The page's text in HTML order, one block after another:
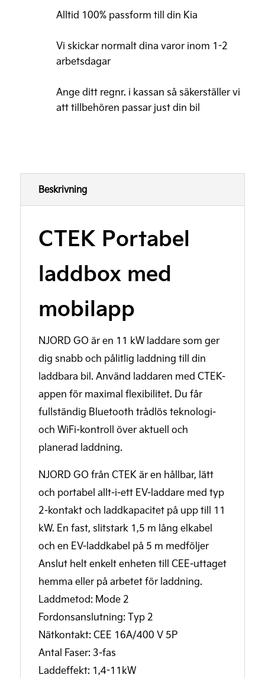
Alltid 100% passform till din Kia
Vi skickar normalt dina varor inom 1-2
arbetsdagar
Ange ditt regnr. i kassan så säkerställer vi
att tillbehören passar just din bil
Beskrivning
CTEK Portabel
laddbox med
mobilapp
NJORD GO är en 11 kW laddare som ger
dig snabb och pålitlig laddning till din
laddbara bil. Använd laddaren med CTEK-
appen för maximal flexibilitet. Du får
fullständig Bluetooth trådlös teknologi-
och WiFi-kontroll över aktuell och
planerad laddning.
NJORD GO från CTEK är en hållbar, lätt
och portabel allt-i-ett EV-laddare med typ
2-kontakt och laddkapacitet på upp till 11
kW. En fast, slitstark 1,5 m lång elkabel
och en EV-laddkabel på 5 m medföljer
Anslut helt enkelt enheten till CEE-uttaget
hemma eller på arbetet för laddning.
Laddmetod: Mode 2
Fordonsanslutning: Typ 2
Nätkontakt: CEE 16A/400 V 5P
Antal Faser: 3-fas
Laddeffekt: 1,4-11kW